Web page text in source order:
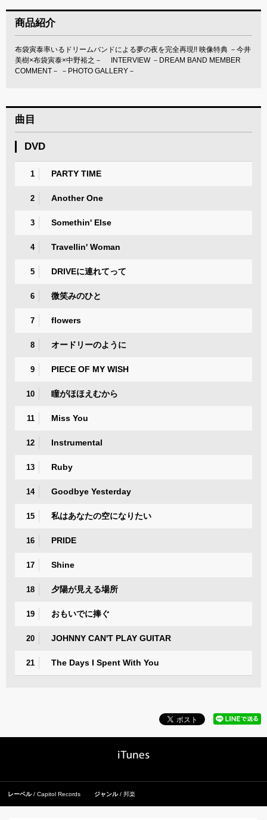
商品紹介
布袋寅泰率いるドリームバンドによる夢の夜を完全再現!! 映像特典 －今井
美樹×布袋寅泰×中野裕之－ INTERVIEW －DREAM BAND MEMBER
COMMENT－ －PHOTO GALLERY－
曲目
DVD
1 PARTY TIME
2 Another One
3 Somethin' Else
4 Travellin' Woman
5 DRIVEに連れてって
6 微笑みのひと
7 flowers
8 オードリーのように
9 PIECE OF MY WISH
10 瞳がほほえむから
11 Miss You
12 Instrumental
13 Ruby
14 Goodbye Yesterday
15 私はあなたの空になりたい
16 PRIDE
17 Shine
18 夕陽が見える場所
19 おもいでに捧ぐ
20 JOHNNY CAN'T PLAY GUITAR
21 The Days I Spent With You
レーベル Capitol Records ジャンル 邦楽